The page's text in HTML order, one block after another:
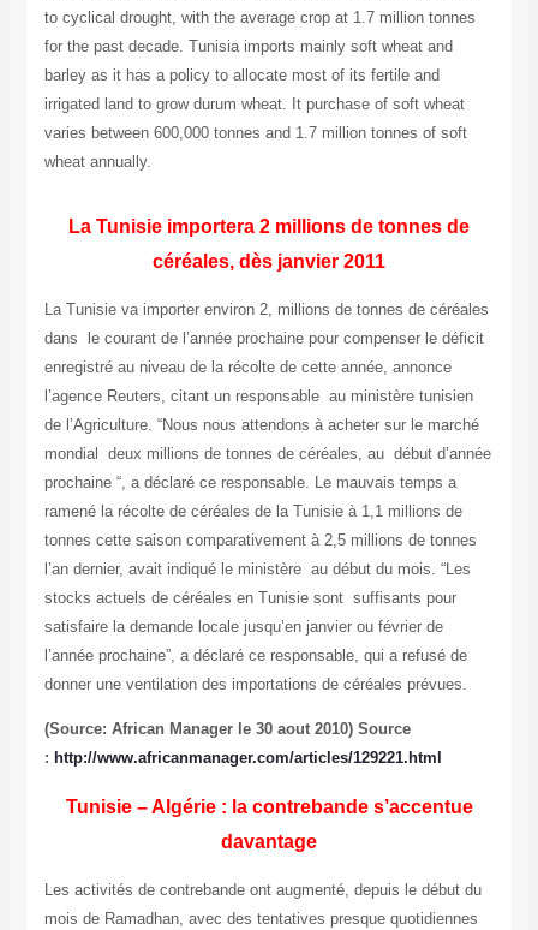
to cyclical drought, with the average crop at 1.7 million tonnes
for the past decade. Tunisia imports mainly soft wheat and
barley as it has a policy to allocate most of its fertile and
irrigated land to grow durum wheat. It purchase of soft wheat
varies between 600,000 tonnes and 1.7 million tonnes of soft
wheat annually.
La Tunisie importera 2 millions de tonnes de
céréales, dès janvier 2011
La Tunisie va importer environ 2, millions de tonnes de céréales
dans le courant de l’année prochaine pour compenser le déficit
enregistré au niveau de la récolte de cette année, annonce
l’agence Reuters, citant un responsable au ministère tunisien
de l’Agriculture. “Nous nous attendons à acheter sur le marché
mondial deux millions de tonnes de céréales, au début d’année
prochaine “, a déclaré ce responsable. Le mauvais temps a
ramené la récolte de céréales de la Tunisie à 1,1 millions de
tonnes cette saison comparativement à 2,5 millions de tonnes
l’an dernier, avait indiqué le ministère au début du mois. “Les
stocks actuels de céréales en Tunisie sont suffisants pour
satisfaire la demande locale jusqu’en janvier ou février de
l’année prochaine”, a déclaré ce responsable, qui a refusé de
donner une ventilation des importations de céréales prévues.
(Source: African Manager le 30 aout 2010) Source
: http://www.africanmanager.com/articles/129221.html
Tunisie – Algérie : la contrebande s’accentue
davantage
Les activités de contrebande ont augmenté, depuis le début du
mois de Ramadhan, avec des tentatives presque quotidiennes